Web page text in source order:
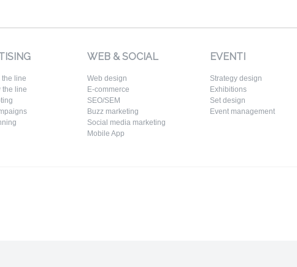
the line
the line
WEB & SOCIAL
Web design
E-commerce
SEO/SEM
Buzz marketing
Social media marketing
Mobile App
EVENTI
Strategy design
Exhibitions
Set design
Event management